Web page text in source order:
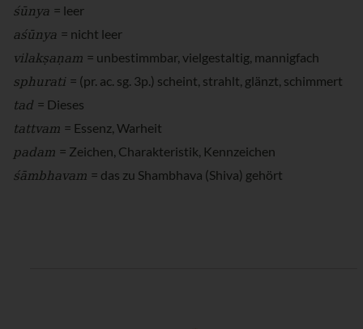
śūnya = leer
aśūnya = nicht leer
vilakṣaṇam = unbestimmbar, vielgestaltig, mannigfach
sphurati = (pr. ac. sg. 3p.) scheint, strahlt, glänzt, schimmert
tad = Dieses
tattvam = Essenz, Warheit
padam = Zeichen, Charakteristik, Kennzeichen
śāmbhavam = das zu Shambhava (Shiva) gehört